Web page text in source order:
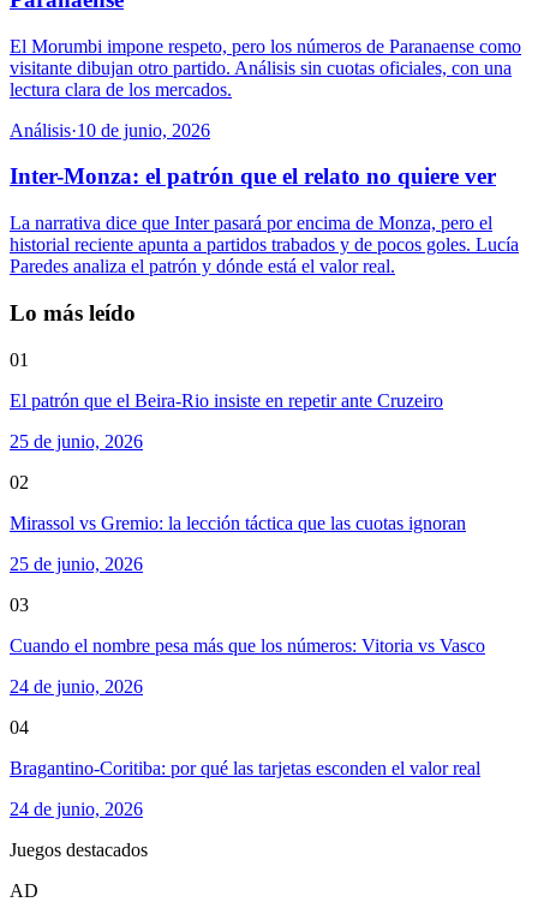
El Morumbi impone respeto, pero los números de Paranaense como
visitante dibujan otro partido. Análisis sin cuotas oficiales, con una
lectura clara de los mercados.
Análisis·10 de junio, 2026
Inter-Monza: el patrón que el relato no quiere ver
La narrativa dice que Inter pasará por encima de Monza, pero el
historial reciente apunta a partidos trabados y de pocos goles. Lucía
Paredes analiza el patrón y dónde está el valor real.
Lo más leído
01
El patrón que el Beira-Rio insiste en repetir ante Cruzeiro
25 de junio, 2026
02
Mirassol vs Gremio: la lección táctica que las cuotas ignoran
25 de junio, 2026
03
Cuando el nombre pesa más que los números: Vitoria vs Vasco
24 de junio, 2026
04
Bragantino-Coritiba: por qué las tarjetas esconden el valor real
24 de junio, 2026
Juegos destacados
AD